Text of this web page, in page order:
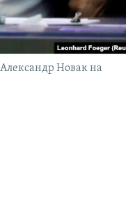
Новак на